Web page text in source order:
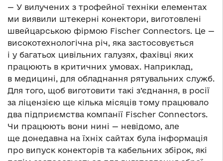
— У вилучених з трофейної техніки елементах
ми виявили штекерні конектори, виготовлені
швейцарською фірмою Fischer Connectors. Це —
високотехнологічна річ, яка застосовується
і у багатьох цивільних галузях, фахівці яких
працюють в критичних умовах. Наприклад,
в медицині, для обладнання рятувальних служб.
Для того, щоб виготовити такі з’єднання, в росії
за ліцензією ще кілька місяців тому працювало
два підприємства компанії Fischer Connectors.
Чи працюють вони нині — невідомо, але
ще донедавна на їхніх сайтах була інформація
про випуск конекторів та кабельних збірок, які